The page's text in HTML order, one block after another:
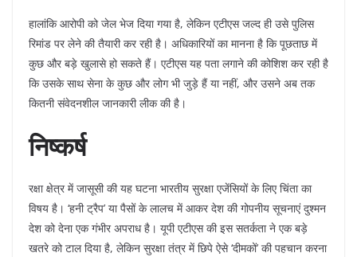
​हालांकि आरोपी को जेल भेज दिया गया है, लेकिन एटीएस जल्द ही उसे पुलिस
रिमांड पर लेने की तैयारी कर रही है। अधिकारियों का मानना है कि पूछताछ में
कुछ और बड़े खुलासे हो सकते हैं। एटीएस यह पता लगाने की कोशिश कर रही है
कि उसके साथ सेना के कुछ और लोग भी जुड़े हैं या नहीं, और उसने अब तक
कितनी संवेदनशील जानकारी लीक की है।
निष्कर्ष
​रक्षा क्षेत्र में जासूसी की यह घटना भारतीय सुरक्षा एजेंसियों के लिए चिंता का
विषय है। ‘हनी ट्रैप’ या पैसों के लालच में आकर देश की गोपनीय सूचनाएं दुश्मन
देश को देना एक गंभीर अपराध है। यूपी एटीएस की इस सतर्कता ने एक बड़े
खतरे को टाल दिया है, लेकिन सुरक्षा तंत्र में छिपे ऐसे ‘दीमकों’ की पहचान करना